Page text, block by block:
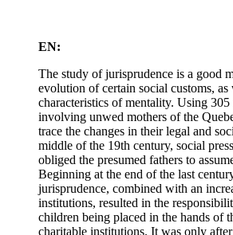
EN:
The study of jurisprudence is a good
evolution of certain social customs,
characteristics of mentality. Using
involving unwed mothers of the
trace the changes in their legal and
middle of the 19th century, social
obliged the presumed fathers to
Beginning at the end of the last
jurisprudence, combined with an
institutions, resulted in the
children being placed in the hands of
charitable institutions. It was only